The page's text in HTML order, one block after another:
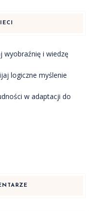
wyobraźnię i wiedzę
logiczne myślenie
w adaptacji do